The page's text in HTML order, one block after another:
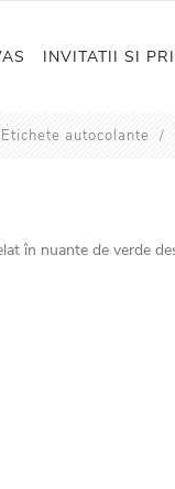
INVITATII SI
Etichete autocolante /
în nuante de verde